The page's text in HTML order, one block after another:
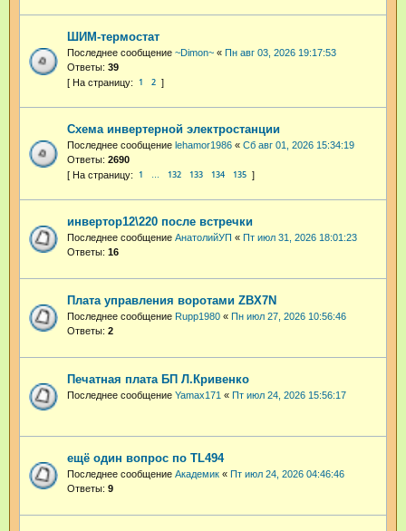
ШИМ-термостат
Последнее сообщение ~Dimon~ « Пн авг 03, 2026 19:17:53
Ответы: 39
1 2
Схема инвертерной электростанции
Последнее сообщение lehamor1986 « Сб авг 01, 2026 15:34:19
Ответы: 2690
1 … 132 133 134 135
инвертор12\220 после встречки
Последнее сообщение АнатолийУП « Пт июл 31, 2026 18:01:23
Ответы: 16
Плата управления воротами ZBX7N
Последнее сообщение Rupp1980 « Пн июл 27, 2026 10:56:46
Ответы: 2
Печатная плата БП Л.Кривенко
Последнее сообщение Yamax171 « Пт июл 24, 2026 15:56:17
ещё один вопрос по TL494
Последнее сообщение Академик « Пт июл 24, 2026 04:46:46
Ответы: 9